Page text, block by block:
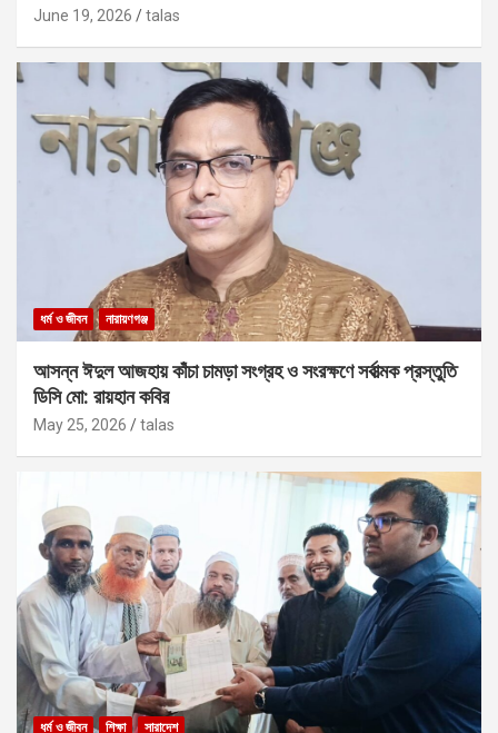
June 19, 2026 talas
ধর্ম ও জীবন নারায়ণগঞ্জ
আসন্ন ঈদুল আজহায় কাঁচা চামড়া সংগ্রহ ও সংরক্ষণে সর্বাত্মক প্রস্তুতি
ডিসি মো: রায়হান কবির
May 25, 2026 talas
ধর্ম ও জীবন শিক্ষা সারাদেশ